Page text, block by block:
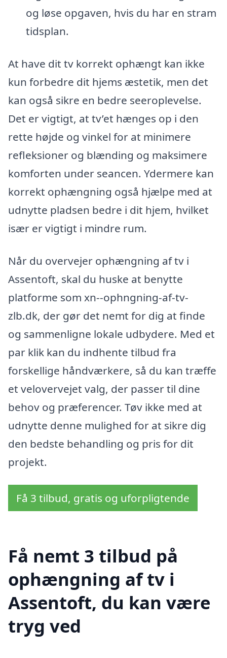
og løse opgaven, hvis du har en stram
tidsplan.
At have dit tv korrekt ophængt kan ikke
kun forbedre dit hjems æstetik, men det
kan også sikre en bedre seeroplevelse.
Det er vigtigt, at tv’et hænges op i den
rette højde og vinkel for at minimere
refleksioner og blænding og maksimere
komforten under seancen. Ydermere kan
korrekt ophængning også hjælpe med at
udnytte pladsen bedre i dit hjem, hvilket
især er vigtigt i mindre rum.
Når du overvejer ophængning af tv i
Assentoft, skal du huske at benytte
platforme som xn--ophngning-af-tv-
zlb.dk, der gør det nemt for dig at finde
og sammenligne lokale udbydere. Med et
par klik kan du indhente tilbud fra
forskellige håndværkere, så du kan træffe
et velovervejet valg, der passer til dine
behov og præferencer. Tøv ikke med at
udnytte denne mulighed for at sikre dig
den bedste behandling og pris for dit
projekt.
Få 3 tilbud, gratis og uforpligtende
Få nemt 3 tilbud på
ophængning af tv i
Assentoft, du kan være
tryg ved